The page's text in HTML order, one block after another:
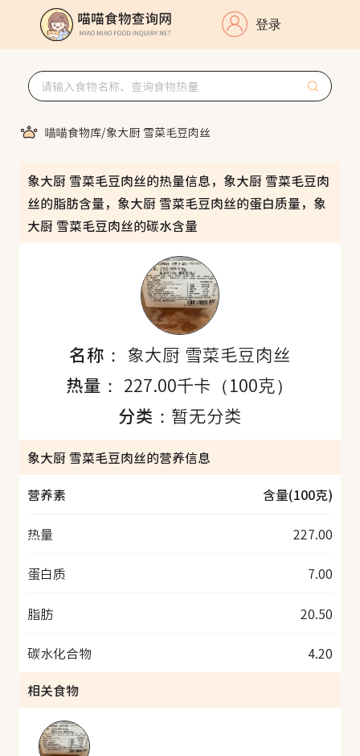
登录
喵喵食物库/象大厨 雪菜毛豆肉丝
象大厨 雪菜毛豆肉丝的热量信息，象大厨 雪菜毛豆肉
丝的脂肪含量，象大厨 雪菜毛豆肉丝的蛋白质量，象
大厨 雪菜毛豆肉丝的碳水含量
名称： 象大厨 雪菜毛豆肉丝
热量： 227.00千卡（100克）
分类： 暂无分类
象大厨 雪菜毛豆肉丝的营养信息
营养素
含量(100克)
热量 227.00
蛋白质 7.00
脂肪 20.50
碳水化合物
4.20
相关食物